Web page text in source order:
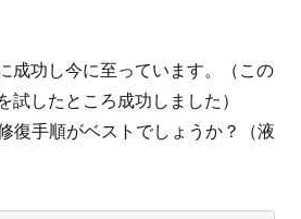
成功し今に至っています。（この
を試したところ成功しました）
復手順がベストでしょうか？（液